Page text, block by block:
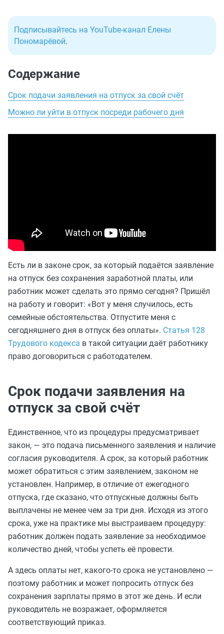
Подписывайтесь на YouTube-канал Елены
Пономарёвой.
Содержание
Срок подачи заявления на отпуск за свой счёт
Можно ли уйти в отпуск посреди рабочего дня
Есть ли в законе срок, за который подаётся заявление
на отпуск без сохранения заработной платы, или
работник может сделать это прямо сегодня? Пришёл
на работу и говорит: «Вот у меня случилось, есть
семейные обстоятельства. Отпустите меня с
сегодняшнего дня в отпуск без оплаты». Статья 128
Трудового кодекса в такой ситуации даёт работнику
право договориться с работодателем.
Срок подачи заявления на
отпуск за свой счёт
Единственное, что из процедуры предусматривает
закон, — это подача письменного заявления и наличие
согласия руководителя. А срок, за который работник
может обратиться с этим заявлением, законом не
установлен. Например, в отличие от ежегодного
отпуска, где сказано, что отпускные должны быть
выплачены не менее чем за три дня. Исходя из этого
срока, уже на практике мы выстраиваем процедуру:
работник должен подать заявление за необходимое
количество дней, чтобы успеть её провести.
А здесь оплаты нет, какого-то срока не установлено —
поэтому работник и может попросить отпуск без
сохранения зарплаты прямо в этот же день. И если
руководитель не возражает, оформляется
соответствующий приказ.